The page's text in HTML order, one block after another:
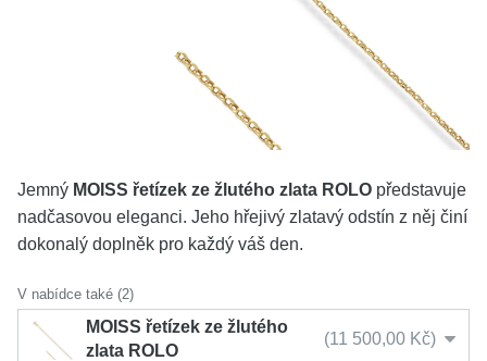
Slovensko
Jemný MOISS řetízek ze žlutého zlata ROLO představuje
nadčasovou eleganci. Jeho hřejivý zlatavý odstín z něj činí
dokonalý doplněk pro každý váš den.
V nabídce také (2)
MOISS řetízek ze žlutého
zlata ROLO
11 500,00 Kč